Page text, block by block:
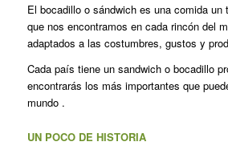
El bocadillo o sándwich es una comida un
que nos encontramos en cada rincón del
adaptados a las costumbres, gustos y
Cada país tiene un sandwich o bocadillo
encontrarás los más importantes que
mundo .
UN POCO DE HISTORIA